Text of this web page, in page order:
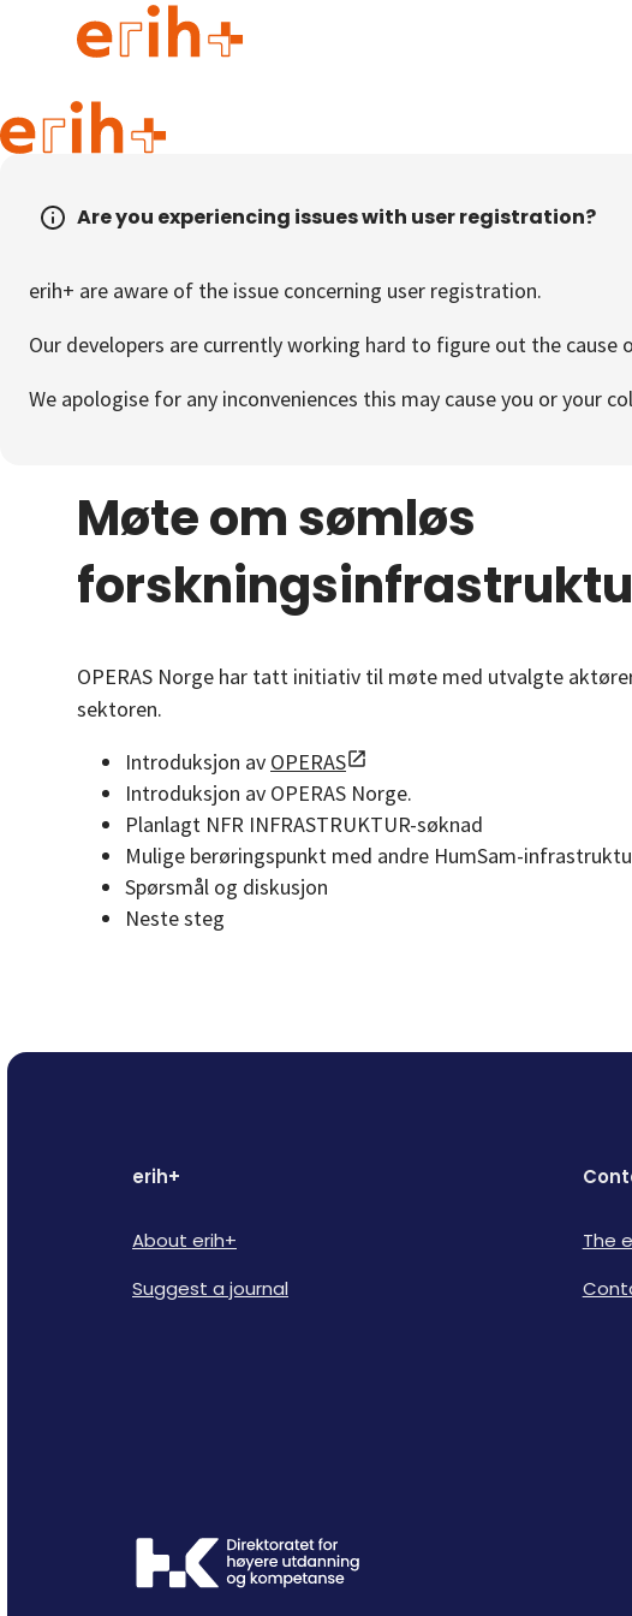
Guide to applying
About erih+
Are you experiencing issues with user registration?
erih+ are aware of the issue concerning user registration.
Our developers are currently working hard to figure out the
We apologise for any inconveniences this may cause you or your
Møte om sømløs
OPERAS Norge har tatt initiativ til møte med utvalgte
sektoren.
Introduksjon av OPERAS
Introduksjon av OPERAS Norge.
Planlagt NFR INFRASTRUKTUR-søknad
Mulige berøringspunkt med andre HumSam-
Spørsmål og diskusjon
Neste steg
erih+
About erih+
Suggest a journal
The